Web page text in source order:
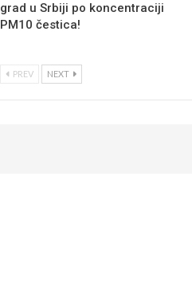
grad u Srbiji po koncentraciji
PM10 čestica!
PREV NEXT